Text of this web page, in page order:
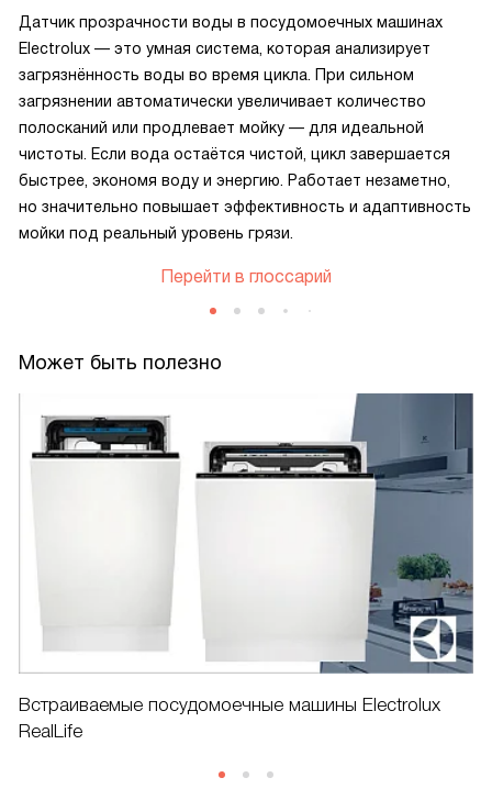
Датчик прозрачности воды в посудомоечных машинах
Electrolux — это умная система, которая анализирует
загрязнённость воды во время цикла. При сильном
загрязнении автоматически увеличивает количество
полосканий или продлевает мойку — для идеальной
чистоты. Если вода остаётся чистой, цикл завершается
быстрее, экономя воду и энергию. Работает незаметно,
но значительно повышает эффективность и адаптивность
мойки под реальный уровень грязи.
Перейти в глоссарий
Может быть полезно
Встраиваемые посудомоечные машины Electrolux
RealLife